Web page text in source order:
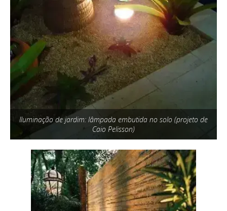
Iluminação de jardim: lâmpada embutida no solo (projeto de
Caio Pelisson)